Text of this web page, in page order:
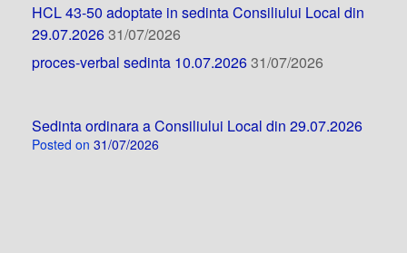
HCL 43-50 adoptate in sedinta Consiliului Local din
29.07.202631/07/2026
proces-verbal sedinta 10.07.202631/07/2026
Sedinta ordinara a Consiliului Local din 29.07.2026
Posted on 31/07/2026